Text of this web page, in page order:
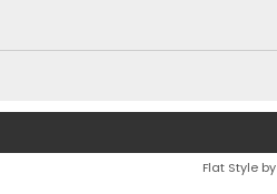
Flat Style by